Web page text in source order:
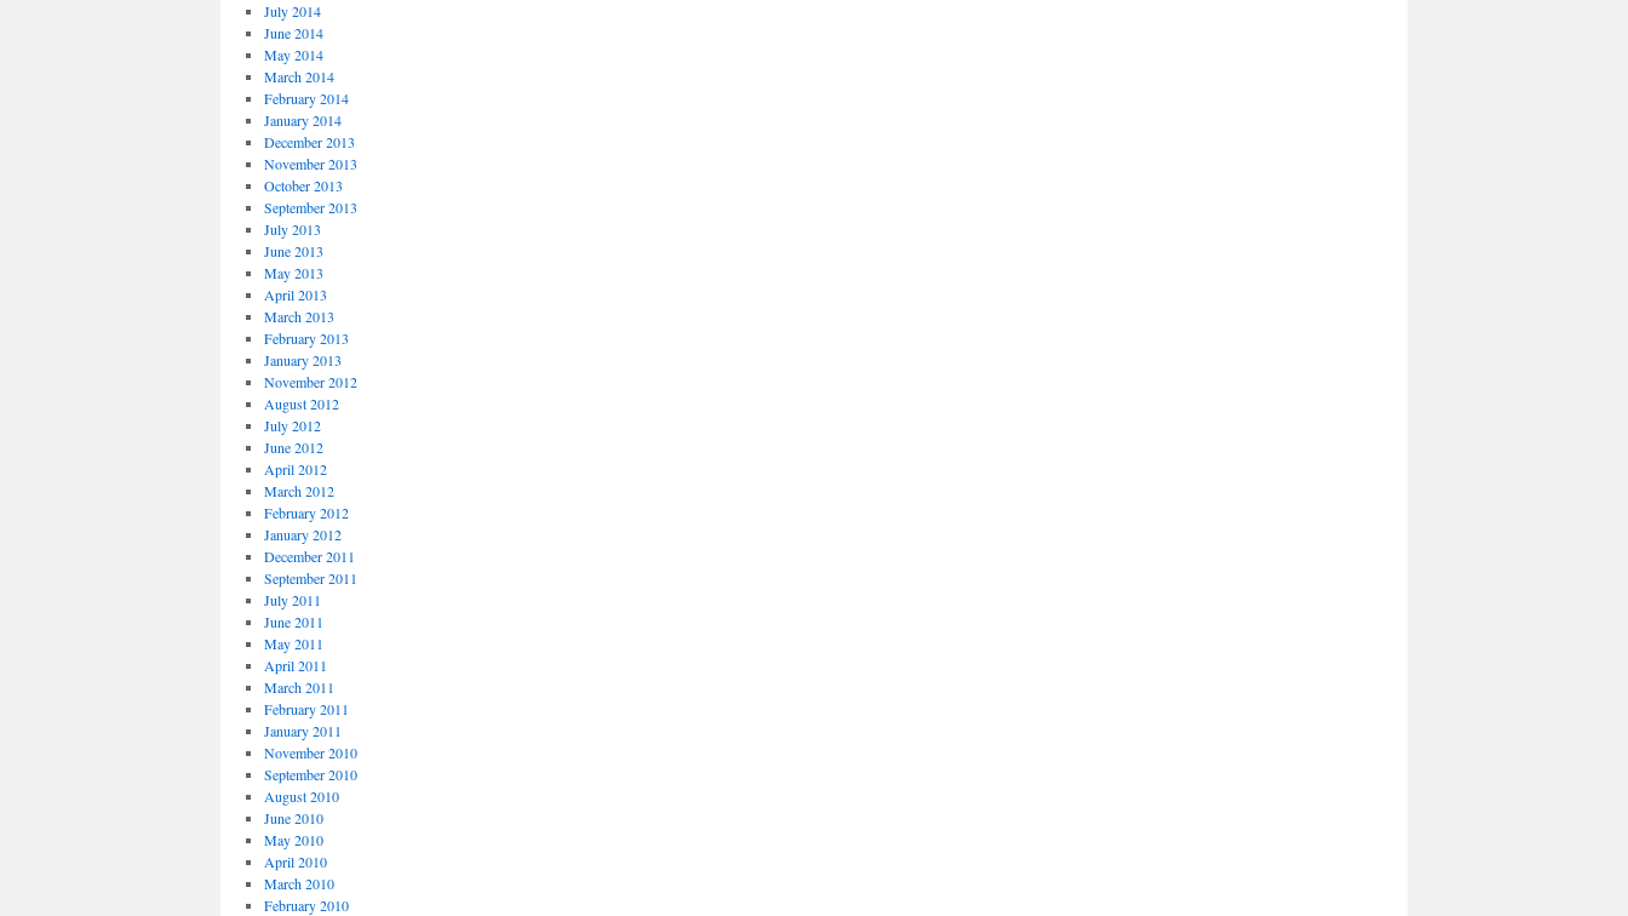
July 2014
June 2014
May 2014
March 2014
February 2014
January 2014
December 2013
November 2013
October 2013
September 2013
July 2013
June 2013
May 2013
April 2013
March 2013
February 2013
January 2013
November 2012
August 2012
July 2012
June 2012
April 2012
March 2012
February 2012
January 2012
December 2011
September 2011
July 2011
June 2011
May 2011
April 2011
March 2011
February 2011
January 2011
November 2010
September 2010
August 2010
June 2010
May 2010
April 2010
March 2010
February 2010